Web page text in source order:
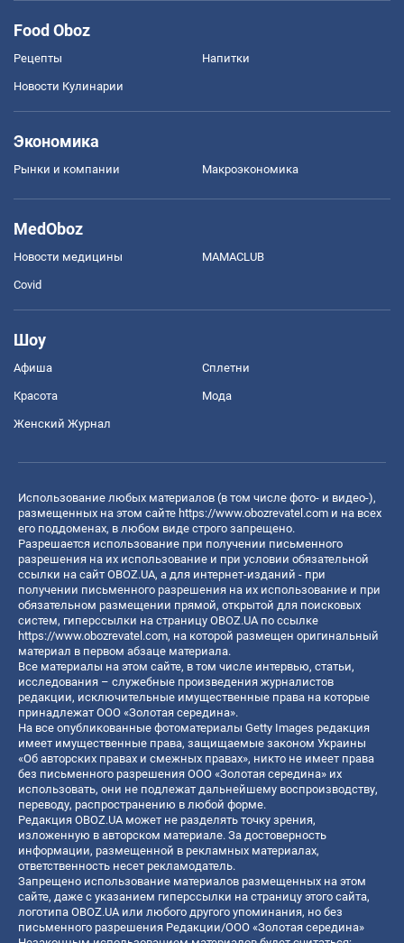
Food Oboz
Рецепты Напитки
Новости Кулинарии
Экономика
Рынки и компании Mакроэкономика
MedOboz
Новости медицины MAMACLUB
Covid
Шоу
Афиша Сплетни
Красота Мода
Женский Журнал
Использование любых материалов (в том числе фото- и видео-),
размещенных на этом сайте https://www.obozrevatel.com и на всех
его поддоменах, в любом виде строго запрещено.
Разрешается использование при получении письменного
разрешения на их использование и при условии обязательной
ссылки на сайт OBOZ.UA, а для интернет-изданий - при
получении письменного разрешения на их использование и при
обязательном размещении прямой, открытой для поисковых
систем, гиперссылки на страницу OBOZ.UA по ссылке
https://www.obozrevatel.com, на которой размещен оригинальный
материал в первом абзаце материала.
Все материалы на этом сайте, в том числе интервью, статьи,
исследования – служебные произведения журналистов
редакции, исключительные имущественные права на которые
принадлежат ООО «Золотая середина».
На все опубликованные фотоматериалы Getty Images редакция
имеет имущественные права, защищаемые законом Украины
«Об авторских правах и смежных правах», никто не имеет права
без письменного разрешения ООО «Золотая середина» их
использовать, они не подлежат дальнейшему воспроизводству,
переводу, распространению в любой форме.
Редакция OBOZ.UA может не разделять точку зрения,
изложенную в авторском материале. За достоверность
информации, размещенной в рекламных материалах,
ответственность несет рекламодатель.
Запрещено использование материалов размещенных на этом
сайте, даже с указанием гиперссылки на страницу этого сайта,
логотипа OBOZ.UA или любого другого упоминания, но без
письменного разрешения Редакции/ООО «Золотая середина»